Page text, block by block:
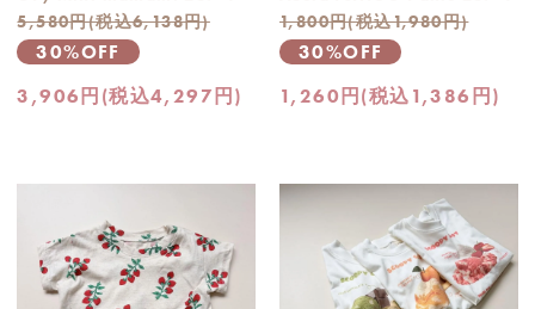
5,580円(税込6,138円)
30%OFF
3,906円(税込4,297円)
1,800円(税込1,980円)
30%OFF
1,260円(税込1,386円)